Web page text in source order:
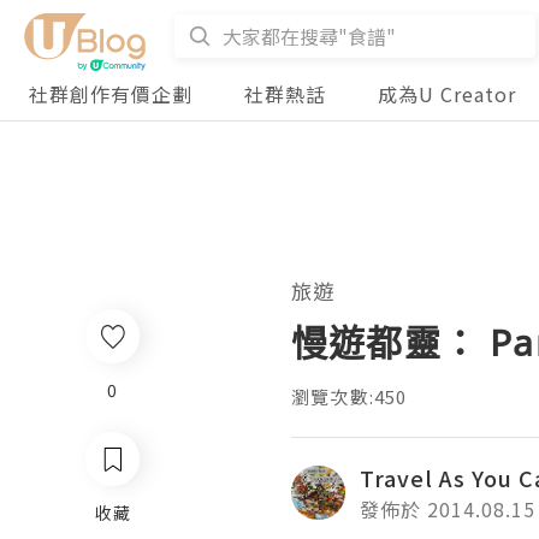
社群創作有價企劃 社群熱話 成為U Creator
0
收藏
旅遊
慢遊都靈：
瀏覽次數:450
Travel As You
發佈於 2014.08.15